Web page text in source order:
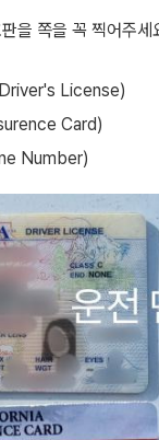
을 쪽을 꼭 찍어주
License)
Card)
Number)